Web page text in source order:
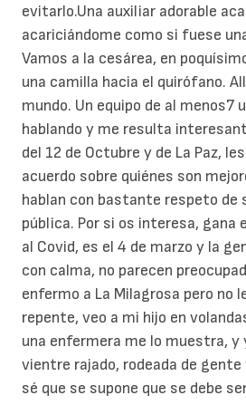
evitarlo.Una auxiliar adorable
acariciándome como si fuese
Vamos a la cesárea, en
una camilla hacia el quirófano.
mundo. Un equipo de al menos7
hablando y me resulta
del 12 de Octubre y de La Paz,
acuerdo sobre quiénes son
hablan con bastante respeto de
pública. Por si os interesa, gana
al Covid, es el 4 de marzo y la
con calma, no parecen
enfermo a La Milagrosa pero no
repente, veo a mi hijo en
una enfermera me lo muestra, y
vientre rajado, rodeada de gente
sé que se supone que se debe